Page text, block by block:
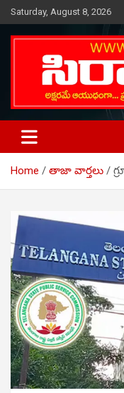
Skip
to
content
Saturday, August 8, 2026
SIRA NEWS
Telugu Online News Daily
Home తాజా వార్తలు